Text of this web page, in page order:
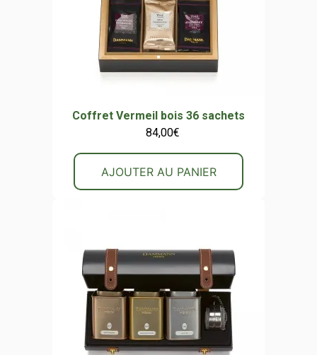
Coffret Vermeil bois 36 sachets
84,00€
AJOUTER AU PANIER